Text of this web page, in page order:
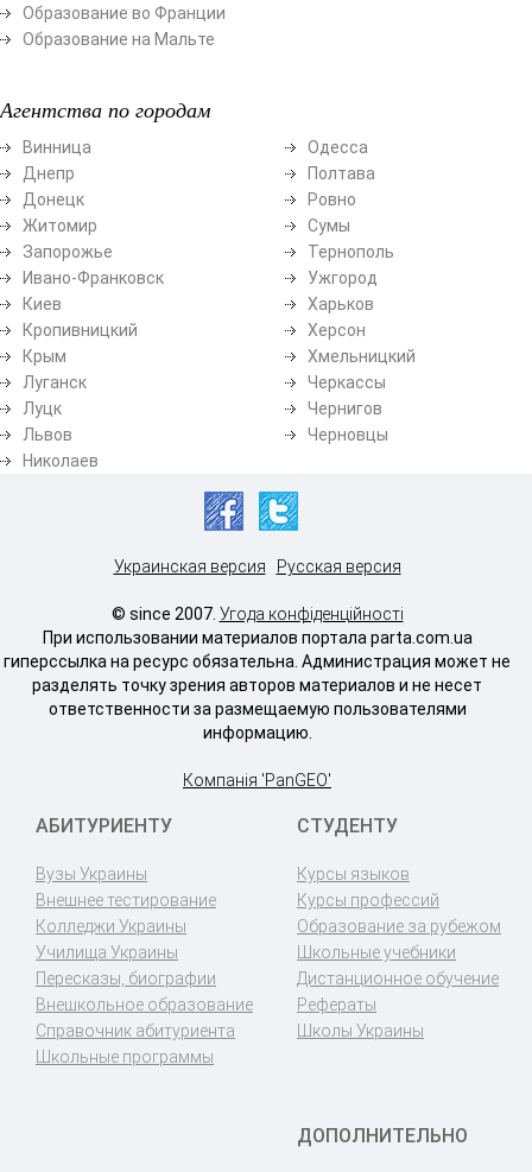
Образование во Франции
Образование на Мальте
Агентства по городам
Винница
Днепр
Донецк
Житомир
Запорожье
Ивано-Франковск
Киев
Кропивницкий
Крым
Луганск
Луцк
Львов
Николаев
Одесса
Полтава
Ровно
Сумы
Тернополь
Ужгород
Харьков
Херсон
Хмельницкий
Черкассы
Чернигов
Черновцы
Украинская версия Русская версия
© since 2007. Угода конфіденційності
При использовании материалов портала parta.com.ua
гиперссылка на ресурс обязательна. Администрация может не
разделять точку зрения авторов материалов и не несет
ответственности за размещаемую пользователями
информацию.
Компанія 'PanGEO'
АБИТУРИЕНТУ
Вузы Украины
Внешнее тестирование
Колледжи Украины
Училища Украины
Пересказы, биографии
Внешкольное образование
Справочник абитуриента
Школьные программы
СТУДЕНТУ
Курсы языков
Курсы профессий
Образование за рубежом
Школьные учебники
Дистанционное обучение
Рефераты
Школы Украины
ДОПОЛНИТЕЛЬНО